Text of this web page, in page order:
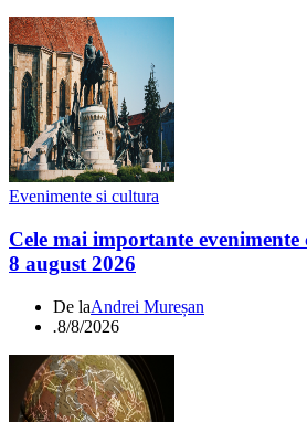
Evenimente si cultura
Cele mai importante
8 august 2026
De laAndrei Mureșan
.8/8/2026